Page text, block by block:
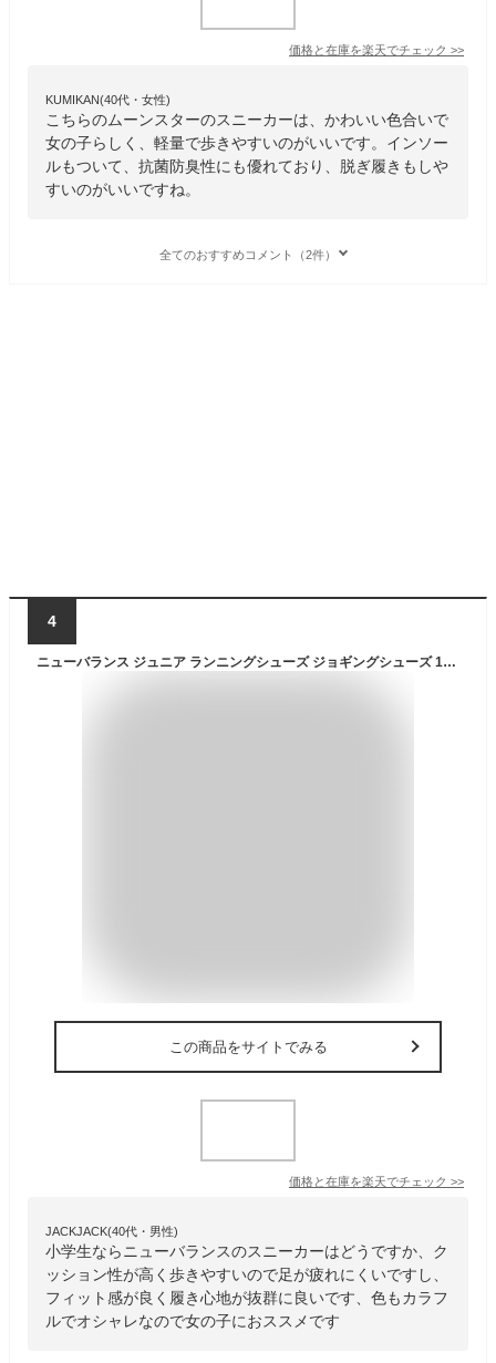
価格と在庫を楽天でチェック >>
KUMIKAN(40代・女性)
こちらのムーンスターのスニーカーは、かわいい色合いで
女の子らしく、軽量で歩きやすいのがいいです。インソー
ルもついて、抗菌防臭性にも優れており、脱ぎ履きもしや
すいのがいいですね。
全てのおすすめコメント（2件）
4
ニューバランス ジュニア ランニングシューズ ジョギングシューズ 17-21.5cm 子供靴 ジュニアスニーカー くつ クツ キッズスニーカー/NewBalance NB Hanzo V v2 ハンゾー/子ども スニーカー 男の子 女の子 小学生 中学生 運動会 体育 学校 ブランド 運動靴/PXHANV-D
この商品をサイトでみる
価格と在庫を楽天でチェック >>
JACKJACK(40代・男性)
小学生ならニューバランスのスニーカーはどうですか、ク
ッション性が高く歩きやすいので足が疲れにくいですし、
フィット感が良く履き心地が抜群に良いです、色もカラフ
ルでオシャレなので女の子におススメです